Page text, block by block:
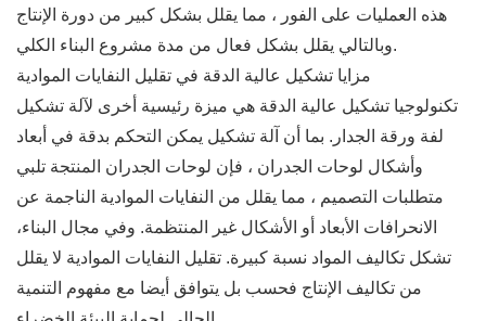
هذه العمليات على الفور ، مما يقلل بشكل كبير من دورة الإنتاج
وبالتالي يقلل بشكل فعال من مدة مشروع البناء الكلي.
مزايا تشكيل عالية الدقة في تقليل النفايات الموادية
تكنولوجيا تشكيل عالية الدقة هي ميزة رئيسية أخرى لآلة تشكيل
لفة ورقة الجدار. بما أن آلة تشكيل يمكن التحكم بدقة في أبعاد
وأشكال لوحات الجدران ، فإن لوحات الجدران المنتجة تلبي
متطلبات التصميم ، مما يقلل من النفايات الموادية الناجمة عن
الانحرافات الأبعاد أو الأشكال غير المنتظمة. وفي مجال البناء،
تشكل تكاليف المواد نسبة كبيرة. تقليل النفايات الموادية لا يقلل
من تكاليف الإنتاج فحسب بل يتوافق أيضا مع مفهوم التنمية